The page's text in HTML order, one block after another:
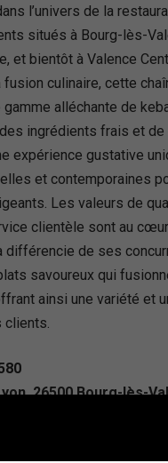
l’univers de la
situés à Bourg-lès-
et bientôt à Valence
fusion culinaire, cette
alléchante de
ingrédients frais et de
expérience gustative
et contemporaines
Les valeurs de
clientèle sont au
différencie de ses
savoureux qui
ainsi une variété et
clients.
26500 Bourg-lès-